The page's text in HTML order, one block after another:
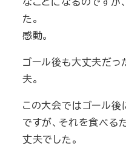
た。
感動。
ゴール後も大丈夫だっ
夫。
この大会ではゴール
ですが、それを食べる
丈夫でした。